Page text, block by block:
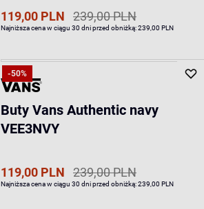
119,00 PLN 239,00 PLN
Najniższa cena w ciągu 30 dni przed obniżką:239,00 PLN
-50%
Buty Vans Authentic navy
VEE3NVY
119,00 PLN 239,00 PLN
Najniższa cena w ciągu 30 dni przed obniżką:239,00 PLN